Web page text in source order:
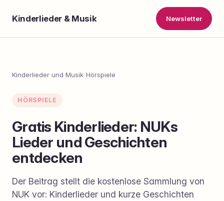
Kinderlieder & Musik Newsletter
Kinderlieder und Musik›Hörspiele
HÖRSPIELE
Gratis Kinderlieder: NUKs
Lieder und Geschichten
entdecken
Der Beitrag stellt die kostenlose Sammlung von
NUK vor: Kinderlieder und kurze Geschichten